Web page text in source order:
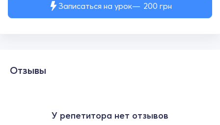
Записаться на урок 200 грн
Отзывы
У репетитора нет отзывов